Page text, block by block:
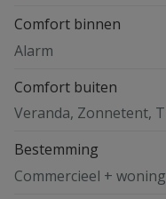
Comfort binnen
Alarm
Comfort buiten
Veranda, Zonnetent,
Bestemming
Commercieel +